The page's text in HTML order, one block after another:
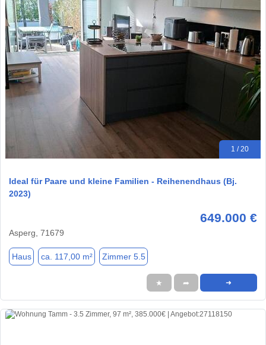
1 / 20
Ideal für Paare und kleine Familien - Reihenendhaus (Bj.
2023)
649.000 €
Asperg, 71679
Haus ca. 117,00 m² Zimmer 5.5
★ ➦ ➜